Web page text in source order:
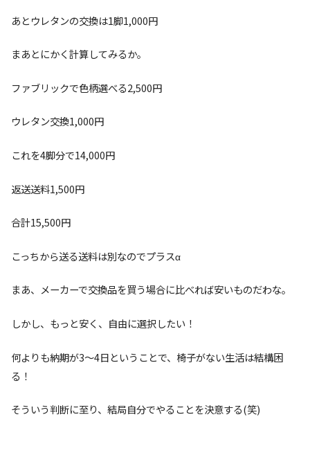
あとウレタンの交換は1脚1,000円
まあとにかく計算してみるか。
ファブリックで色柄選べる2,500円
ウレタン交換1,000円
これを4脚分で14,000円
返送送料1,500円
合計15,500円
こっちから送る送料は別なのでプラスα
まあ、メーカーで交換品を買う場合に比べれば安いものだわな。
しかし、もっと安く、自由に選択したい！
何よりも納期が3～4日ということで、椅子がない生活は結構困
る！
そういう判断に至り、結局自分でやることを決意する(笑)